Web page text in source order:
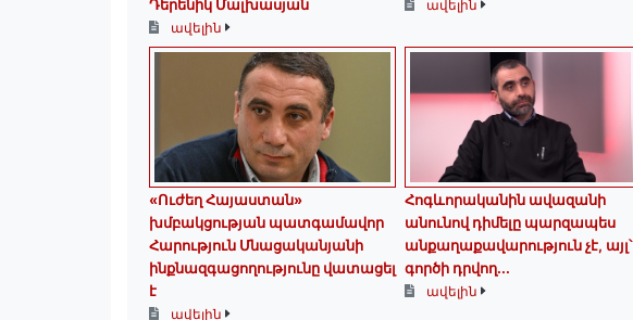
Դերենիկ Մալխասյան
ավելին
ավելին
«Ուժեղ Հայաստան»
խմբակցության պատգամավոր
Հարություն Մնացականյանի
ինքնազգացողությունը վատացել
է
ավելին
Հոգևորականին ավազանի
անունով դիմելը պարզապես
անքաղաքավարություն չէ, այլ՝
գործի դրվող...
ավելին